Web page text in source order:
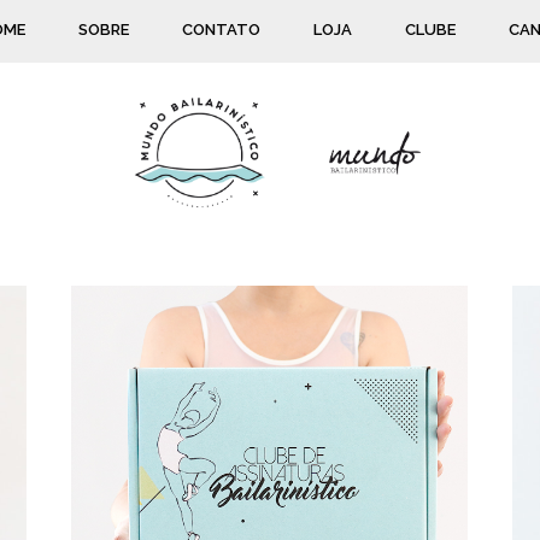
SOBRE CONTATO LOJA CLUBE